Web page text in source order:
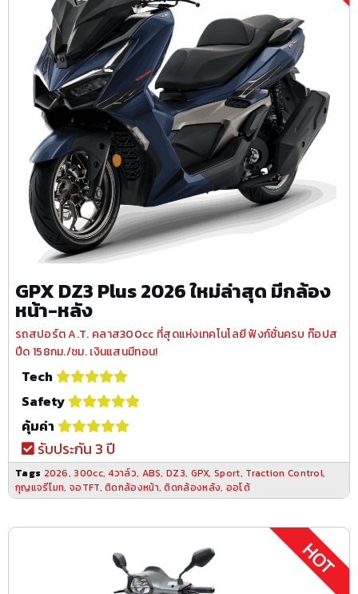
GPX DZ3 Plus 2026 ใหม่ล่าสุด มีกล้อง
หน้า-หลัง
รถสปอร์ต A.T. คลาส300cc ที่สุดแห่งเทคโนโลยี ฟังก์ชั่นครบ ท๊อปส
ปีด 158กม./ชม. เงินแสนมีทอน!
Tech
Safety
คุ้มค่า
รับประกัน 3 ปี
Tags 2026, 300cc,4วาล์ว, ABS,DZ3, GPX,Sport, Traction Control,
กุญแจรีโมท,จอTFT,ติดกล้องหน้า,ติดกล้องหลัง, ออโต้